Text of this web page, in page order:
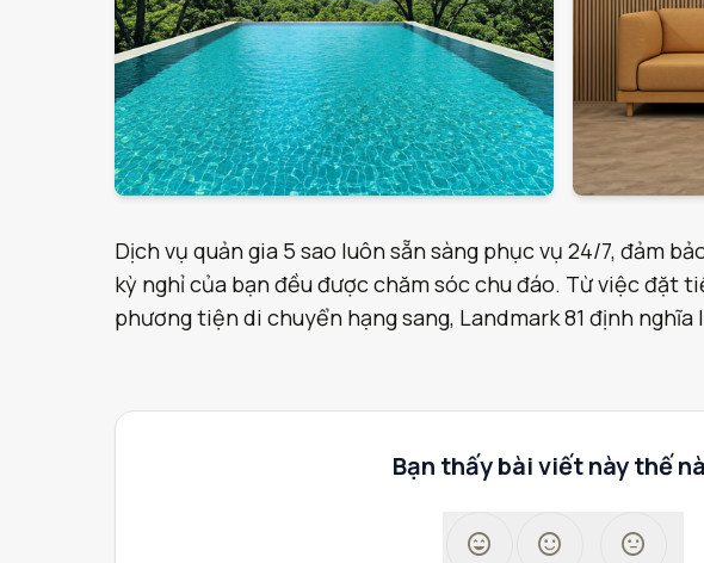
Dịch vụ quản gia 5 sao luôn sẵn sàng phục vụ 24/7, đảm
kỳ nghỉ của bạn đều được chăm sóc chu đáo. Từ việc đặt
phương tiện di chuyển hạng sang, Landmark 81 định
Bạn thấy bài viết này thế
sentiment_very_satisfied sentiment_satisfied sentiment_neutral